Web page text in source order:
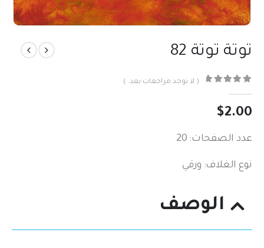
توتة توتة 82
( لا توجد مراجعات بعد. )
$2.00
عدد الصفحات: 20
نوع الغلاف: ورقي
الوصف